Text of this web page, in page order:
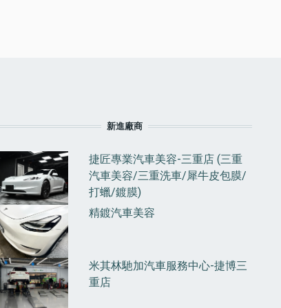
新進廠商
捷匠專業汽車美容-三重店 (三重
汽車美容/三重洗車/犀牛皮包膜/
打蠟/鍍膜)
精鍍汽車美容
米其林馳加汽車服務中心-捷博三
重店